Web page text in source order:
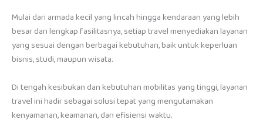
Mulai dari armada kecil yang lincah hingga kendaraan yang lebih
besar dan lengkap fasilitasnya, setiap travel menyediakan layanan
yang sesuai dengan berbagai kebutuhan, baik untuk keperluan
bisnis, studi, maupun wisata.
Di tengah kesibukan dan kebutuhan mobilitas yang tinggi, layanan
travel ini hadir sebagai solusi tepat yang mengutamakan
kenyamanan, keamanan, dan efisiensi waktu.